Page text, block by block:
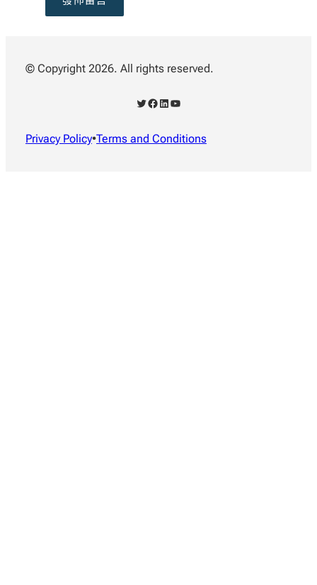
© Copyright 2026. All rights reserved.
X Facebook LinkedIn YouTube
Privacy Policy•Terms and Conditions